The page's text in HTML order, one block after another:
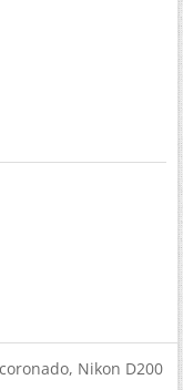
Nikon D200